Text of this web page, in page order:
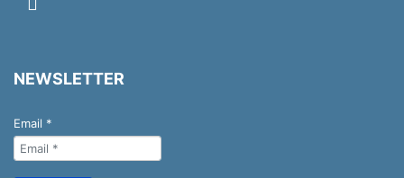
NEWSLETTER
Email *